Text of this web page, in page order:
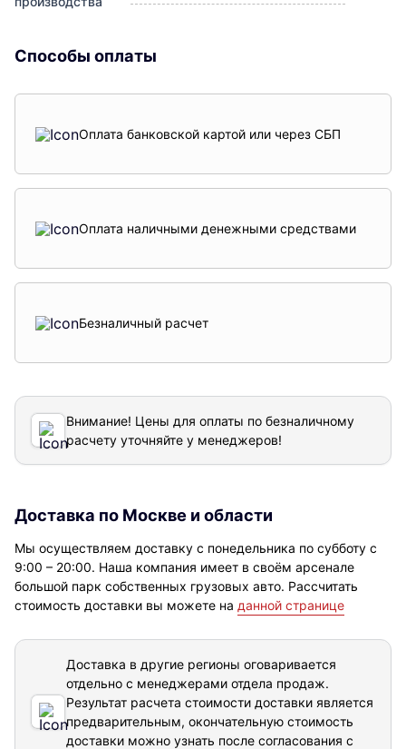
Способы оплаты
Оплата банковской картой или через СБП
Оплата наличными денежными средствами
Безналичный расчет
Внимание! Цены для оплаты по безналичному
расчету уточняйте у менеджеров!
Доставка по Москве и области
Мы осуществляем доставку с понедельника по субботу с
9:00 – 20:00. Наша компания имеет в своём арсенале
большой парк собственных грузовых авто. Рассчитать
стоимость доставки вы можете на данной странице
Доставка в другие регионы оговаривается
отдельно с менеджерами отдела продаж.
Результат расчета стоимости доставки является
предварительным, окончательную стоимость
доставки можно узнать после согласования с